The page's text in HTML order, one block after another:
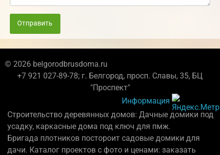
Отправить
© 2026 belgorodbrusdoma.ru
+7 921 027-89-78; г. Белгород, просп. Славы, 35, БЦ
"Проспект"
Информация
Строительство деревянных домов: Дачные домики под
усадку, каркасные дома под ключ для пмж.
Бригада плотников постороит садовые домики для
дачи. Каталог проектов с фото и ценами: заказать